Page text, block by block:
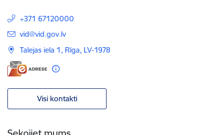
+371 67120000
E-pasts:
vid@vid.gov.lv
Talejas iela 1, Rīga, LV-1978
Visi kontakti